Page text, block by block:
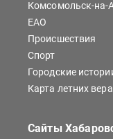
Комсомольск-на-
ЕАО
Происшествия
Спорт
Городские
Карта летних
Сайты